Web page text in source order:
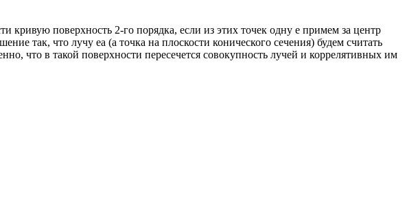
поверхность 2-го порядка, если из этих точек одну е примем за центр
так, что лучу еа (а точка на плоскости конического сечения) будем считать
что в такой поверхности пересечется совокупность лучей и коррелятивных им